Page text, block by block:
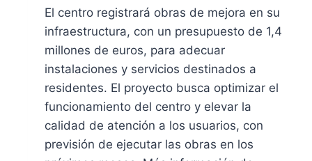
El centro registrará obras de mejora en su
infraestructura, con un presupuesto de 1,4
millones de euros, para adecuar
instalaciones y servicios destinados a
residentes. El proyecto busca optimizar el
funcionamiento del centro y elevar la
calidad de atención a los usuarios, con
previsión de ejecutar las obras en los